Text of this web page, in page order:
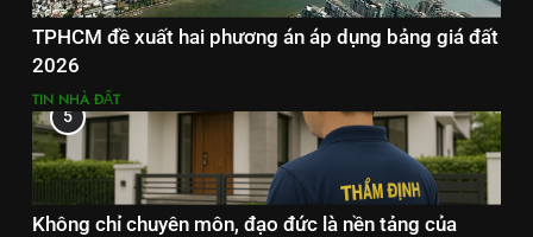
TPHCM đề xuất hai phương án áp dụng bảng giá đất
2026
TIN NHÀ ĐẤT
5
Không chỉ chuyên môn, đạo đức là nền tảng của